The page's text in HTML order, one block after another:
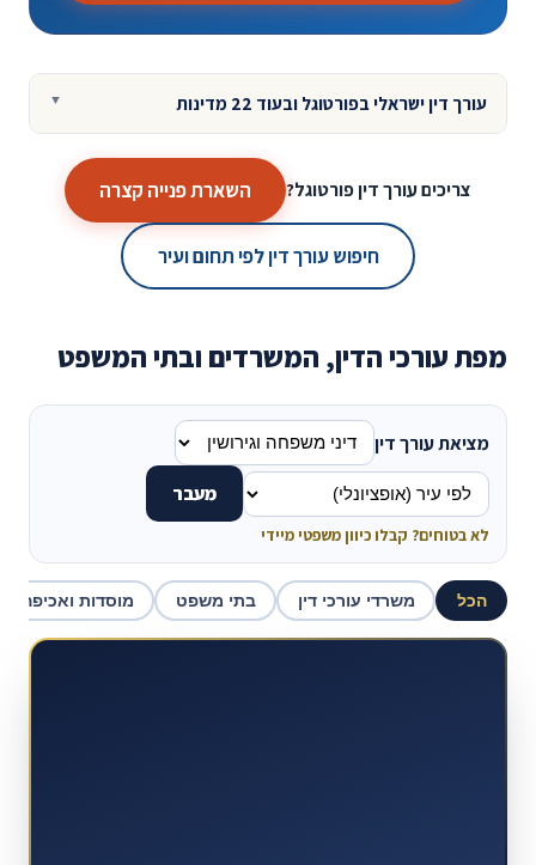
עורך דין ישראלי בפורטוגל ובעוד 22 מדינות
צריכים עורך דין פורטוגל? השארת פנייה קצרה
חיפוש עורך דין לפי תחום ועיר
מפת עורכי הדין, המשרדים ובתי המשפט
מציאת עורך דין
מעבר
לא בטוחים? קבלו כיוון משפטי מיידי
הכל משרדי עורכי דין בתי משפט מוסדות ואכיפה